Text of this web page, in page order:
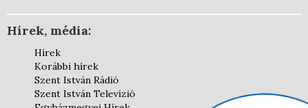
Hírek, média:
Hírek
Korábbi hírek
Szent István Rádió
Szent István Televízió